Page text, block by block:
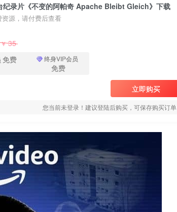
纪录片《不变的阿帕奇 Apache Bleibt Gleich》下载
源，请付费后查看
￥35
免费 终身VIP会员
免费
立即购买
您当前未登录！建议登陆后购买，可保存购买订单